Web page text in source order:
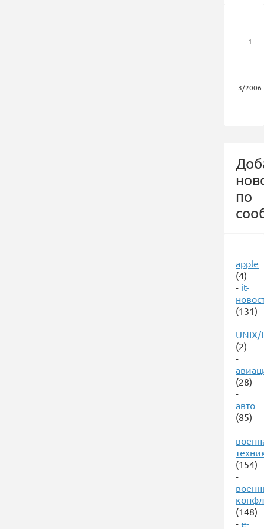
1
3/2006
по
-
apple
(4)
- it-
(131)
-
UNIX/
(2)
-
(28)
-
авто
(85)
-
(154)
-
(148)
- е-